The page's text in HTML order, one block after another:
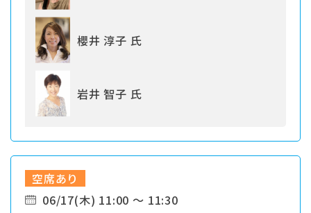
櫻井 淳子 氏
岩井 智子 氏
空席あり
06/17(木) 11:00 ～ 11:30